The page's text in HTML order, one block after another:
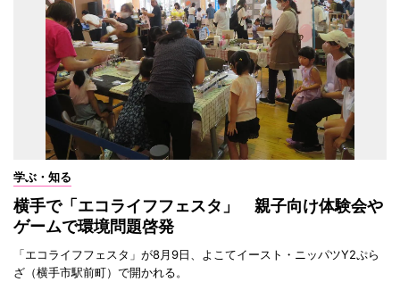
学ぶ・知る
横手で「エコライフフェスタ」 親子向け体験会や
ゲームで環境問題啓発
「エコライフフェスタ」が8月9日、よこてイースト・ニッパツY2ぷら
ざ（横手市駅前町）で開かれる。